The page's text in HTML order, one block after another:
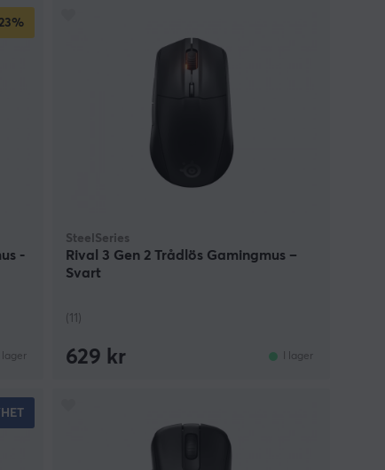
-
I lager
SteelSeries
Rival 3 Gen 2 Trådlös Gamingmus –
Svart
(11)
629 kr I lager